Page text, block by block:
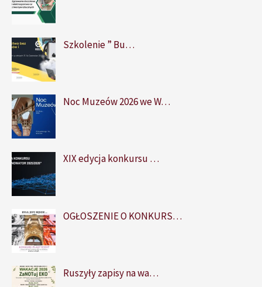
Szkolenie ” Bu…
Noc Muzeów 2026 we W…
XIX edycja konkursu …
OGŁOSZENIE O KONKURS…
Ruszyły zapisy na wa…